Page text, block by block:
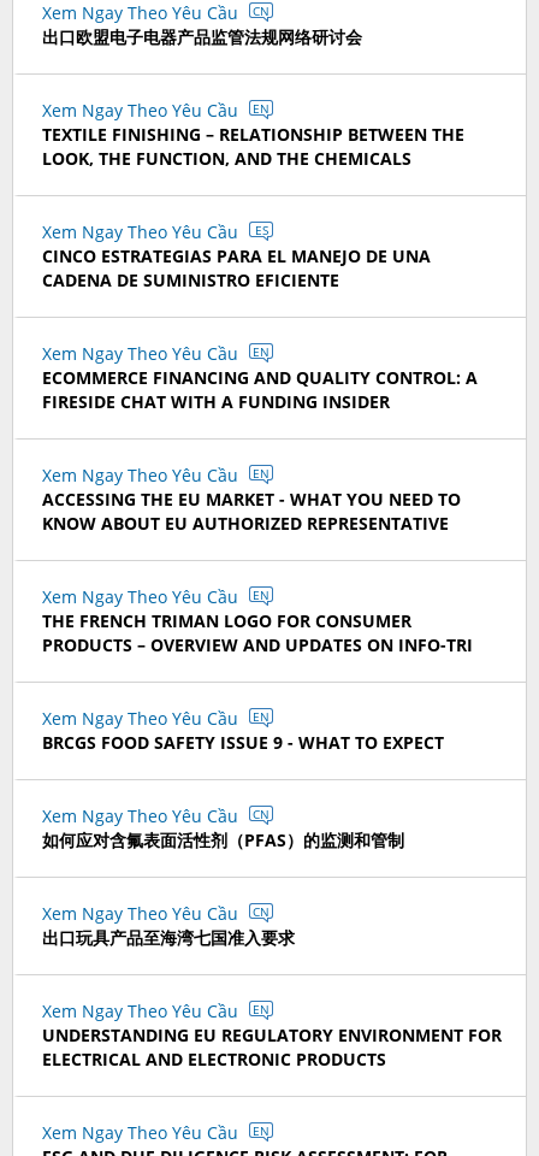
Xem Ngay Theo Yêu Cầu CN
出口欧盟电子电器产品监管法规网络研讨会
Xem Ngay Theo Yêu Cầu EN
TEXTILE FINISHING – RELATIONSHIP BETWEEN THE
LOOK, THE FUNCTION, AND THE CHEMICALS
Xem Ngay Theo Yêu Cầu ES
CINCO ESTRATEGIAS PARA EL MANEJO DE UNA
CADENA DE SUMINISTRO EFICIENTE
Xem Ngay Theo Yêu Cầu EN
ECOMMERCE FINANCING AND QUALITY CONTROL: A
FIRESIDE CHAT WITH A FUNDING INSIDER
Xem Ngay Theo Yêu Cầu EN
ACCESSING THE EU MARKET - WHAT YOU NEED TO
KNOW ABOUT EU AUTHORIZED REPRESENTATIVE
Xem Ngay Theo Yêu Cầu EN
THE FRENCH TRIMAN LOGO FOR CONSUMER
PRODUCTS – OVERVIEW AND UPDATES ON INFO-TRI
Xem Ngay Theo Yêu Cầu EN
BRCGS FOOD SAFETY ISSUE 9 - WHAT TO EXPECT
Xem Ngay Theo Yêu Cầu CN
如何应对含氟表面活性剂（PFAS）的监测和管制
Xem Ngay Theo Yêu Cầu CN
出口玩具产品至海湾七国准入要求
Xem Ngay Theo Yêu Cầu EN
UNDERSTANDING EU REGULATORY ENVIRONMENT FOR
ELECTRICAL AND ELECTRONIC PRODUCTS
Xem Ngay Theo Yêu Cầu EN